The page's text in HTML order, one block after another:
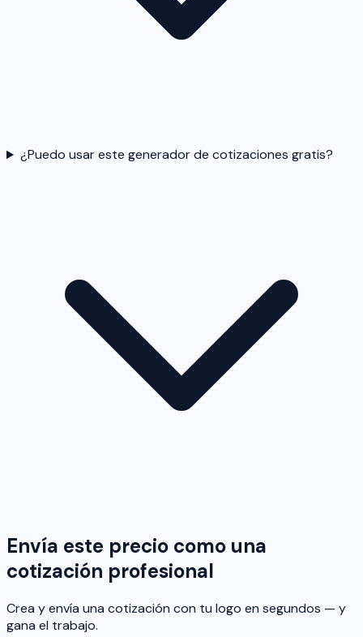
¿Puedo usar este generador de cotizaciones gratis?
Envía este precio como una
cotización profesional
Crea y envía una cotización con tu logo en segundos — y
gana el trabajo.